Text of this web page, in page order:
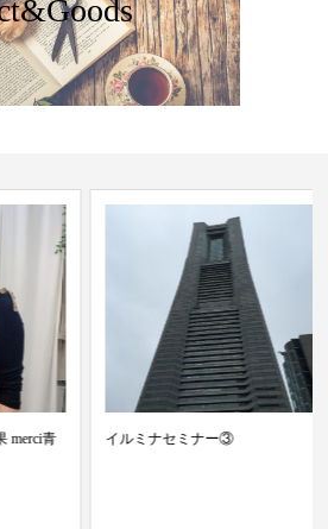
青
イルミナセミナー③